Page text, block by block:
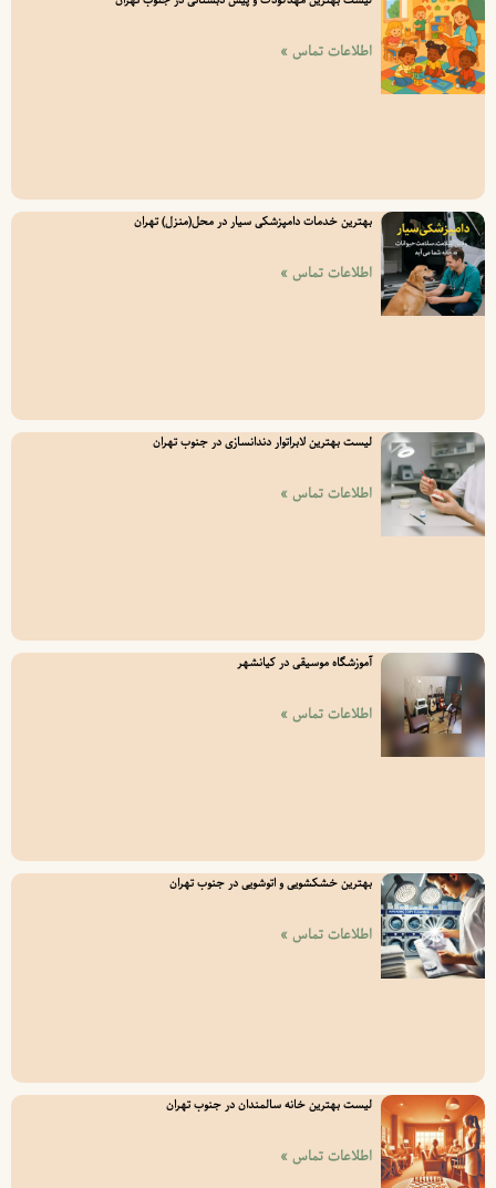
اطلاعات تماس »
بهترین خدمات دامپزشکی سیار در محل(منزل) تهران
اطلاعات تماس »
لیست بهترین لابراتوار دندانسازی در جنوب تهران
اطلاعات تماس »
آموزشگاه موسیقی در کیانشهر
اطلاعات تماس »
بهترین خشکشویی و اتوشویی در جنوب تهران
اطلاعات تماس »
لیست بهترین خانه سالمندان در جنوب تهران
اطلاعات تماس »